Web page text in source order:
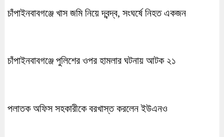
চাঁপাইনবাবগঞ্জে খাস জমি নিয়ে দ্বন্দ্ব, সংঘর্ষে নিহত একজন
চাঁপাইনবাবগঞ্জে পুলিশের ওপর হামলার ঘটনায় আটক ২১
পলাতক অফিস সহকারীকে বরখাস্ত করলেন ইউএনও